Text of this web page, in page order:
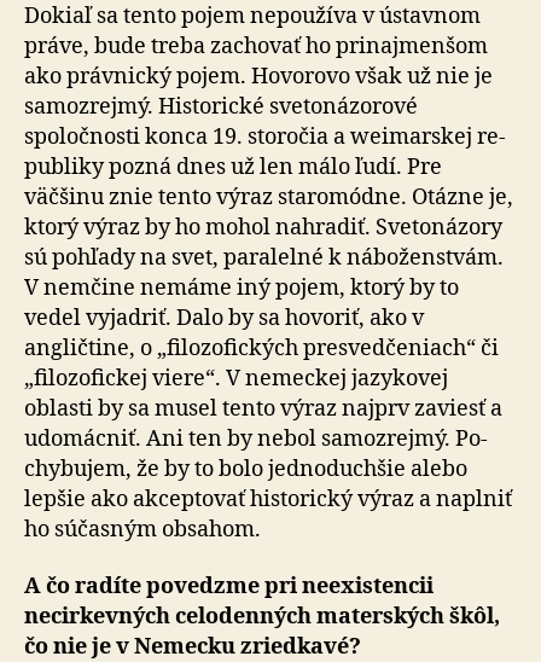
Dokiaľ sa tento pojem nepoužíva v ústavnom
práve, bude treba zachovať ho prinajmenšom
ako právnický pojem. Hovorovo však už nie je
samozrejmý. Historické sve­to­ná­zo­ro­vé
spoločnosti konca 19. storočia a weimarskej re­
pub­li­ky pozná dnes už len málo ľudí. Pre
väčšinu znie tento výraz staromódne. Otázne je,
ktorý výraz by ho mohol nahradiť. Svetonázory
sú pohľady na svet, pa­ra­lel­né k náboženstvám.
V nemčine nemáme iný pojem, ktorý by to
vedel vyjadriť. Dalo by sa hovoriť, ako v
angličtine, o „filozofických presvedčeniach“ či
„filozofickej viere“. V nemeckej jazykovej
oblasti by sa musel tento výraz najprv zaviesť a
udomácniť. Ani ten by nebol samozrejmý. Po­
chy­bu­jem, že by to bolo jednoduchšie alebo
lepšie ako ak­cep­to­vať historický výraz a naplniť
ho súčasným obsahom.
A čo radíte povedzme pri neexistencii
necirkevných celodenných materských škôl,
čo nie je v Nemecku zriedkavé?